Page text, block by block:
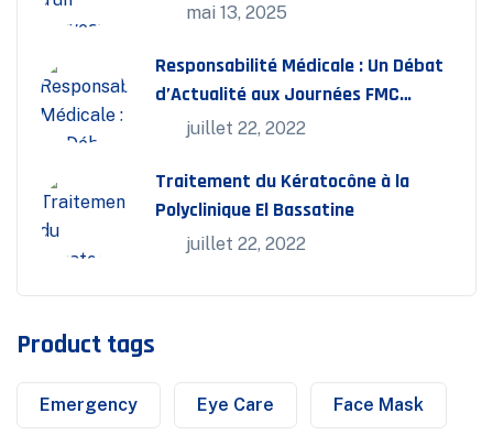
mai 13, 2025
Responsabilité Médicale : Un Débat
d’Actualité aux Journées FMC
Bassatine
juillet 22, 2022
Traitement du Kératocône à la
Polyclinique El Bassatine
juillet 22, 2022
Product tags
Emergency Eye Care Face Mask